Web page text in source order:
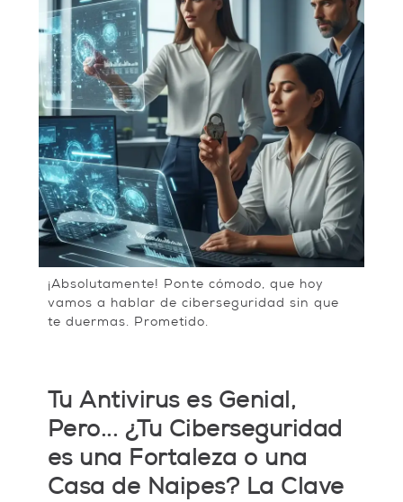
¡Absolutamente! Ponte cómodo, que hoy
vamos a hablar de ciberseguridad sin que
te duermas. Prometido.
Tu Antivirus es Genial,
Pero... ¿Tu Ciberseguridad
es una Fortaleza o una
Casa de Naipes? La Clave